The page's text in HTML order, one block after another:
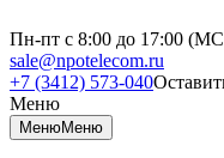
Пн-пт с 8:00 до 17:00
sale@npotelecom.ru
+7 (3412) 573-040
Меню
МенюМеню